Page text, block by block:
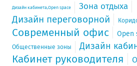
Дизайн кабинета,Open space Зона отдыха
Дизайн переговорной
Современный офис Open
Общественные зоны Дизайн
Кабинет руководителя